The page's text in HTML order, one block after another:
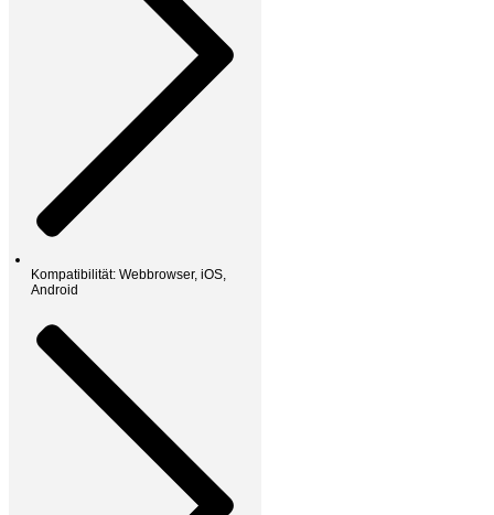
Kompatibilität: Webbrowser, iOS,
Android